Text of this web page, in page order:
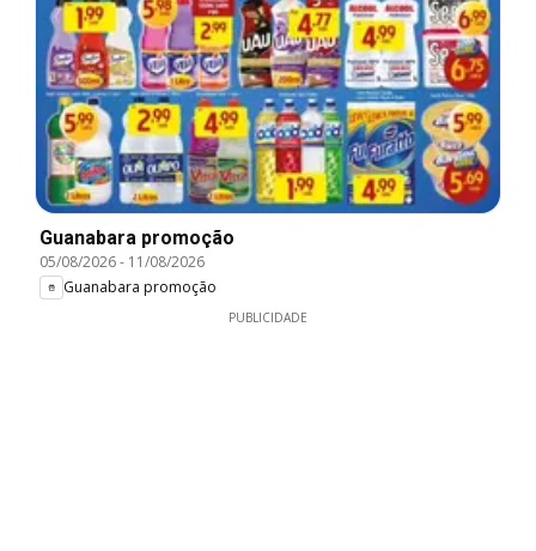
Guanabara promoção
05/08/2026- 11/08/2026
Guanabara promoção
PUBLICIDADE